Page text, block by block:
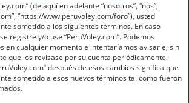
r
(de aquí en adelante “nosotros”, “nos”,
“https://www.peruvoley.com/foro”), usted
sometido a los siguientes términos. En caso
registre y/o use “PeruVoley.com”. Podemos
en cualquier momento e intentaríamos avisarle, sin
que los revisase por su cuenta periódicamente.
después de esos cambios significa que
sometido a esos nuevos términos tal como fueron